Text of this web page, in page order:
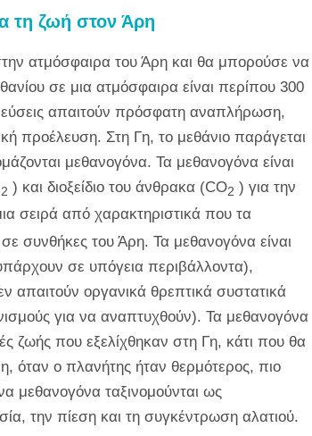
τη ζωή στον Άρη
ατμόσφαιρα του Άρη και θα μπορούσε να
σε μια ατμόσφαιρα είναι περίπου 300
απαιτούν πρόσφατη αναπλήρωση,
προέλευση. Στη Γη, το μεθάνιο παράγεται
μεθανογόνα. Τα μεθανογόνα είναι
2 ) και διοξείδιο του άνθρακα (CO2 ) για την
σειρά από χαρακτηριστικά που τα
συνθήκες του Άρη. Τα μεθανογόνα είναι
σε υπόγεια περιβάλλοντα),
απαιτούν οργανικά θρεπτικά συστατικά
για να αναπτυχθούν). Τα μεθανογόνα
ζωής που εξελίχθηκαν στη Γη, κάτι που θα
όταν ο πλανήτης ήταν θερμότερος, πιο
μεθανογόνα ταξινομούνται ως
την πίεση και τη συγκέντρωση αλατιού.